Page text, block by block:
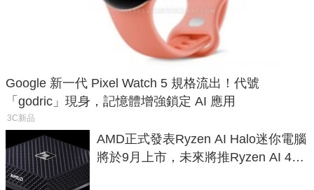
Google 新一代 Pixel Watch 5 規格流出！代號
「godric」現身，記憶體增強鎖定 AI 應用
3C新品
AMD正式發表Ryzen AI Halo迷你電腦
將於9月上市，未來將推Ryzen AI 400